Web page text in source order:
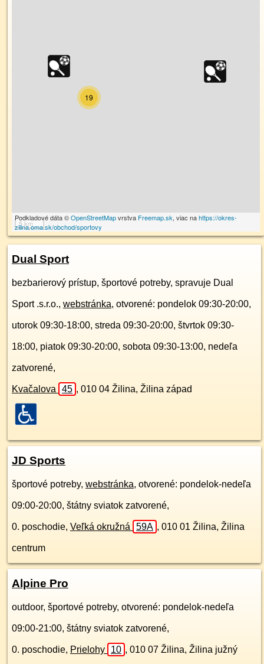
19
5 km
Podkladové dáta ©OpenStreetMapvrstva Freemap.sk, viac nahttps://okres-
zilina.oma.sk/obchod/sportovy
Dual Sport
bezbarierový prístup, športové potreby, spravuje Dual
Sport .s.r.o., webstránka, otvorené: pondelok 09:30-20:00,
utorok 09:30-18:00, streda 09:30-20:00, štvrtok 09:30-
18:00, piatok 09:30-20:00, sobota 09:30-13:00, nedeľa
zatvorené,
Kvačalova 45 , 010 04 Žilina, Žilina západ
JD Sports
športové potreby, webstránka, otvorené: pondelok-nedeľa
09:00-20:00, štátny sviatok zatvorené,
0. poschodie, Veľká okružná 59A , 010 01 Žilina, Žilina
centrum
Alpine Pro
outdoor, športové potreby, otvorené: pondelok-nedeľa
09:00-21:00, štátny sviatok zatvorené,
0. poschodie, Prielohy 10 , 010 07 Žilina, Žilina južný